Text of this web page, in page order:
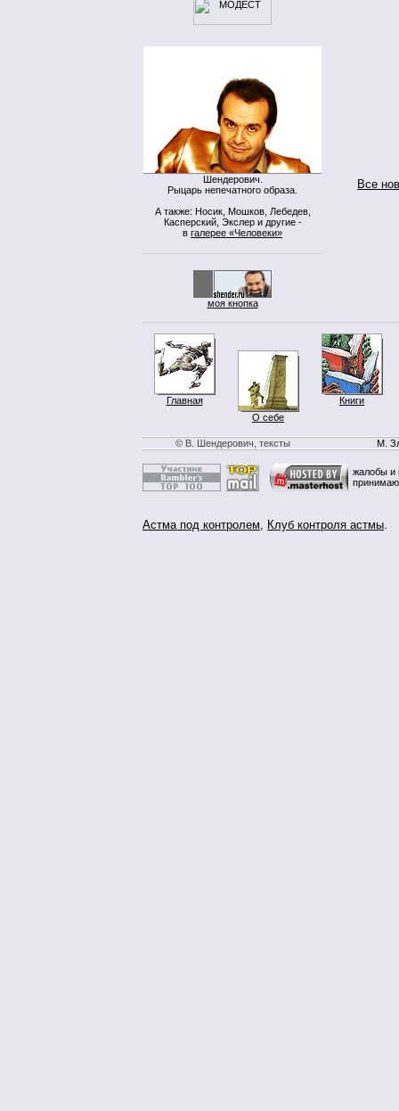
Шендерович.
Рыцарь непечатного образа.
А также: Носик, Мошков, Лебедев,
Касперский, Экслер и другие -
в галерее «Человеки»
моя кнопка
Все
Главная
О себе
Книги
© В. Шендерович, тексты М.
жалобы и
Астма под контролем, Клуб контроля астмы.